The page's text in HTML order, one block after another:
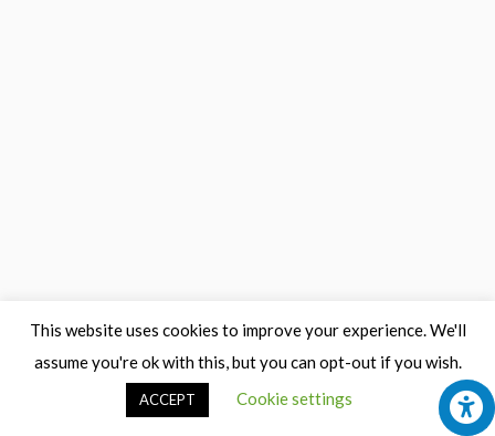
This website uses cookies to improve your experience. We'll
assume you're ok with this, but you can opt-out if you wish.
Cookie settings
ACCEPT